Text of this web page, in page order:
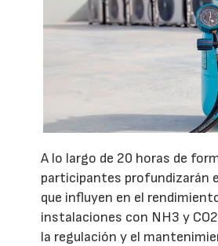
A lo largo de 20 horas de
participantes profundizarán
que influyen en el
instalaciones con NH3 y
la regulación y el